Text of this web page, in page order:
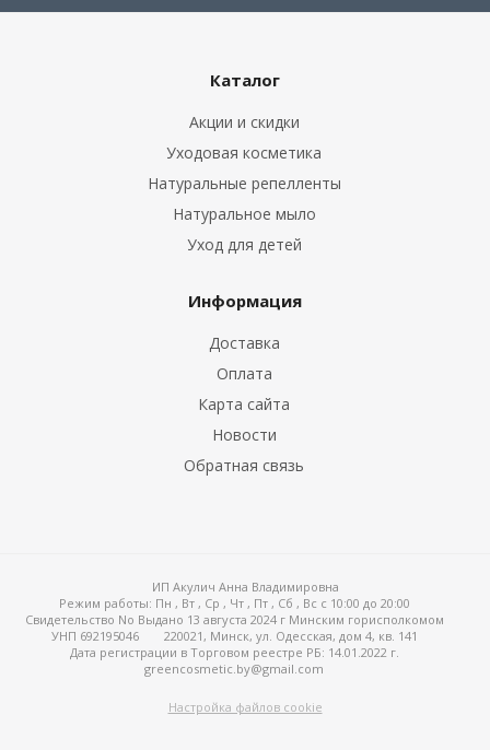
Каталог
Акции и скидки
Уходовая косметика
Натуральные репелленты
Натуральное мыло
Уход для детей
Информация
Доставка
Оплата
Карта сайта
Новости
Обратная связь
ИП Акулич Анна Владимировна
Режим работы: Пн , Вт , Ср , Чт , Пт , Сб , Вс c 10:00 до 20:00
Свидетельство No Выдано 13 августа 2024 г Минским горисполкомом
УНП 692195046
220021, Минск, ул. Одесская, дом 4, кв. 141
Дата регистрации в Торговом реестре РБ: 14.01.2022 г.
greencosmetic.by@gmail.com
Настройка файлов cookie